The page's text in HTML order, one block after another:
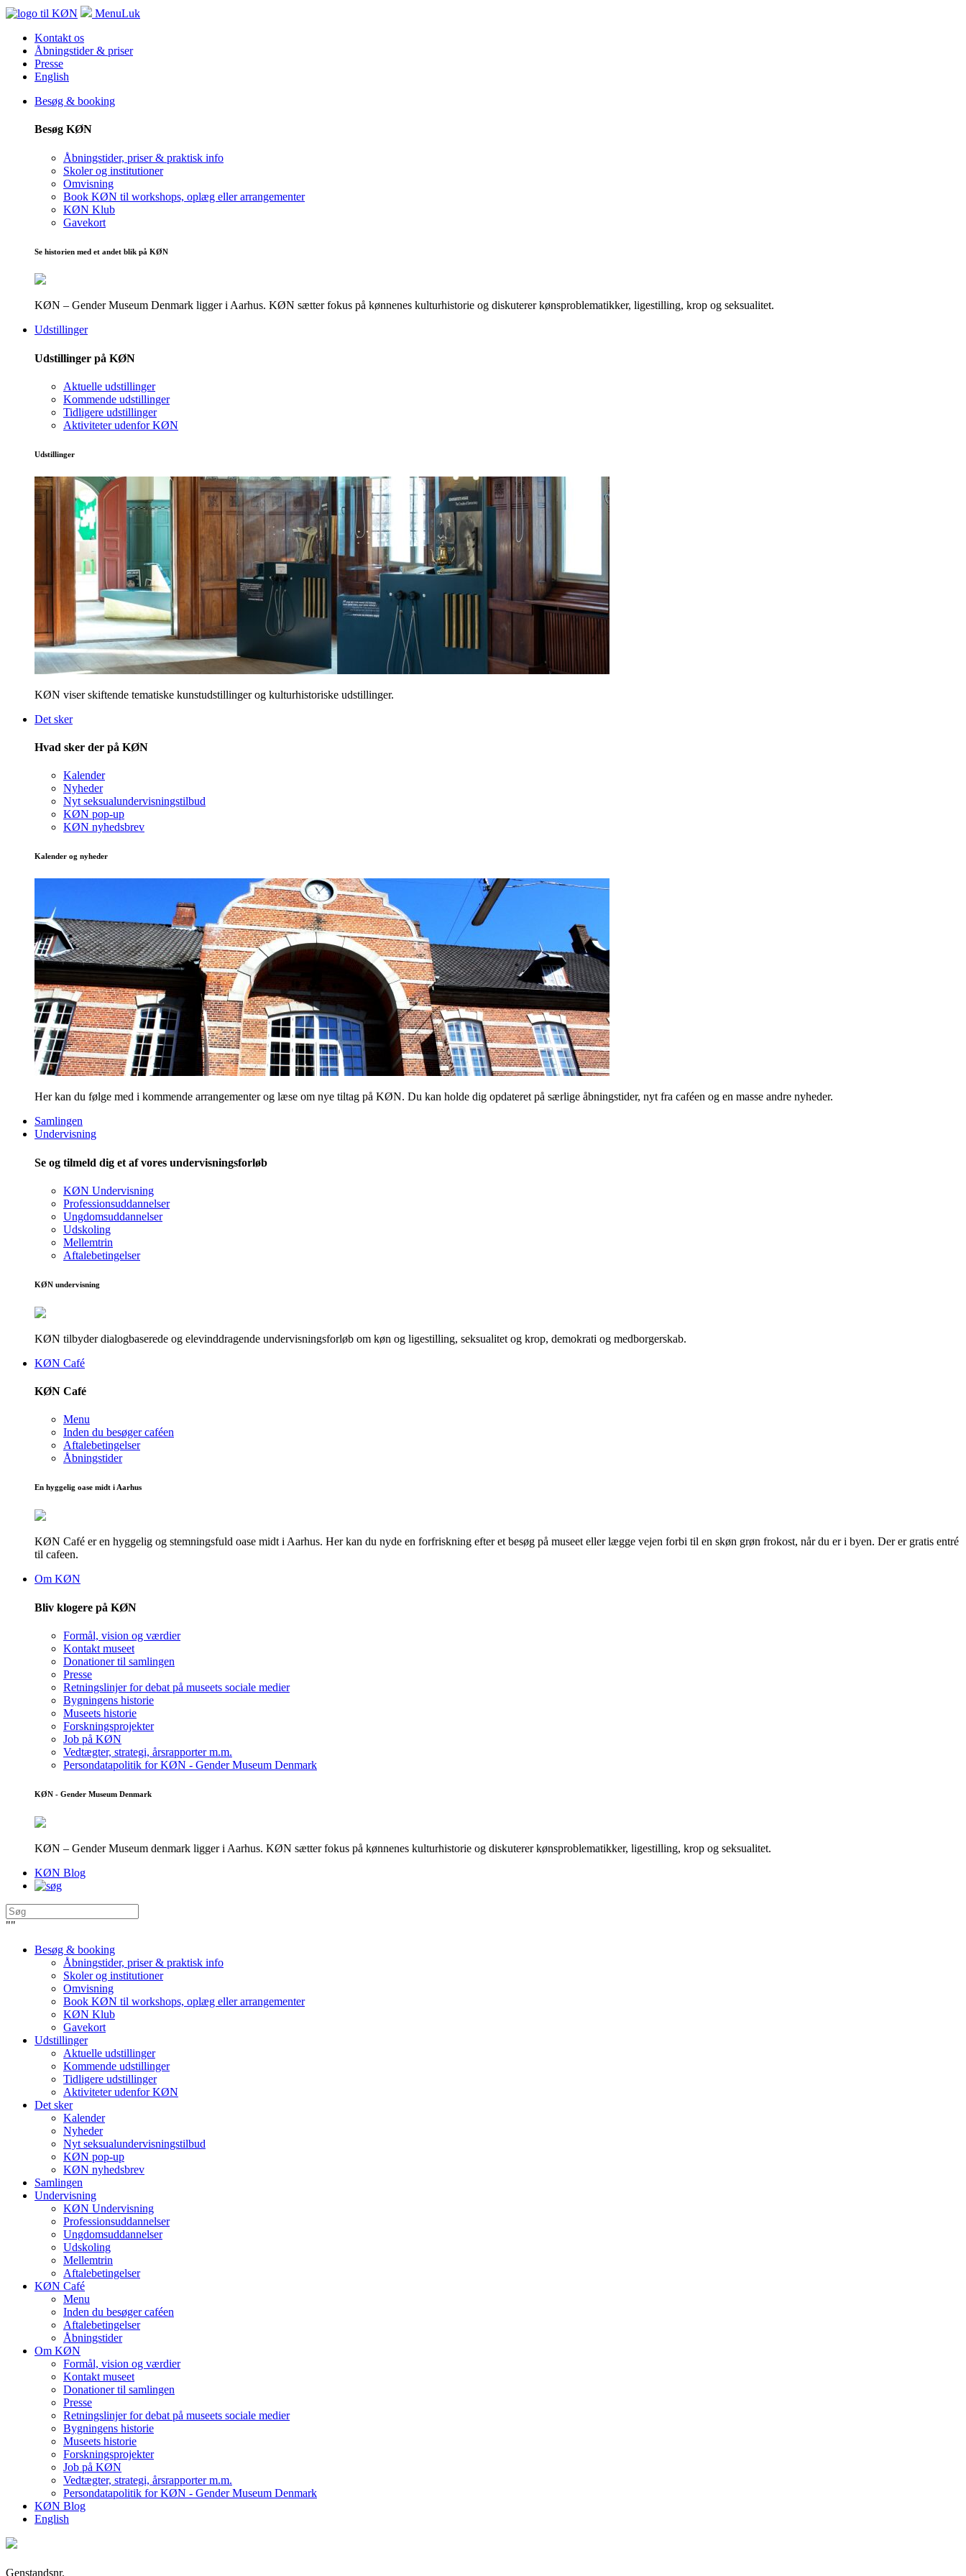
MenuLuk
Kontakt os
Åbningstider & priser
Presse
English
Besøg & booking
Besøg KØN
Åbningstider, priser & praktisk info
Skoler og institutioner
Omvisning
Book KØN til workshops, oplæg eller arrangementer
KØN Klub
Gavekort
Se historien med et andet blik på KØN
KØN – Gender Museum Denmark ligger i Aarhus. KØN sætter fokus på kønnenes kulturhistorie og diskuterer kønsproblematikker, ligestilling, krop og seksualitet.
Udstillinger
Udstillinger på KØN
Aktuelle udstillinger
Kommende udstillinger
Tidligere udstillinger
Aktiviteter udenfor KØN
Udstillinger
KØN viser skiftende tematiske kunstudstillinger og kulturhistoriske udstillinger.
Det sker
Hvad sker der på KØN
Kalender
Nyheder
Nyt seksualundervisningstilbud
KØN pop-up
KØN nyhedsbrev
Kalender og nyheder
Her kan du følge med i kommende arrangementer og læse om nye tiltag på KØN. Du kan holde dig opdateret på særlige åbningstider, nyt fra caféen og en masse andre nyheder.
Samlingen
Undervisning
Se og tilmeld dig et af vores undervisningsforløb
KØN Undervisning
Professionsuddannelser
Ungdomsuddannelser
Udskoling
Mellemtrin
Aftalebetingelser
KØN undervisning
KØN tilbyder dialogbaserede og elevinddragende undervisningsforløb om køn og ligestilling, seksualitet og krop, demokrati og medborgerskab.
KØN Café
KØN Café
Menu
Inden du besøger caféen
Aftalebetingelser
Åbningstider
En hyggelig oase midt i Aarhus
KØN Café er en hyggelig og stemningsfuld oase midt i Aarhus. Her kan du nyde en forfriskning efter et besøg på museet eller lægge vejen forbi til en skøn grøn frokost, når du er i byen. Der er gratis entré
til cafeen.
Om KØN
Bliv klogere på KØN
Formål, vision og værdier
Kontakt museet
Donationer til samlingen
Presse
Retningslinjer for debat på museets sociale medier
Bygningens historie
Museets historie
Forskningsprojekter
Job på KØN
Vedtægter, strategi, årsrapporter m.m.
Persondatapolitik for KØN - Gender Museum Denmark
KØN - Gender Museum Denmark
KØN – Gender Museum denmark ligger i Aarhus. KØN sætter fokus på kønnenes kulturhistorie og diskuterer kønsproblematikker, ligestilling, krop og seksualitet.
KØN Blog
""
Besøg & booking
Åbningstider, priser & praktisk info
Skoler og institutioner
Omvisning
Book KØN til workshops, oplæg eller arrangementer
KØN Klub
Gavekort
Udstillinger
Aktuelle udstillinger
Kommende udstillinger
Tidligere udstillinger
Aktiviteter udenfor KØN
Det sker
Kalender
Nyheder
Nyt seksualundervisningstilbud
KØN pop-up
KØN nyhedsbrev
Samlingen
Undervisning
KØN Undervisning
Professionsuddannelser
Ungdomsuddannelser
Udskoling
Mellemtrin
Aftalebetingelser
KØN Café
Menu
Inden du besøger caféen
Aftalebetingelser
Åbningstider
Om KØN
Formål, vision og værdier
Kontakt museet
Donationer til samlingen
Presse
Retningslinjer for debat på museets sociale medier
Bygningens historie
Museets historie
Forskningsprojekter
Job på KØN
Vedtægter, strategi, årsrapporter m.m.
Persondatapolitik for KØN - Gender Museum Denmark
KØN Blog
English
Genstandsnr.